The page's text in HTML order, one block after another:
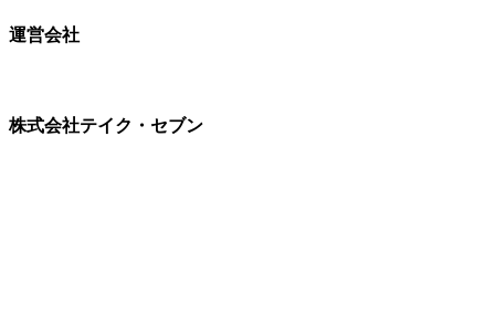
運営会社
株式会社テイク・セブン